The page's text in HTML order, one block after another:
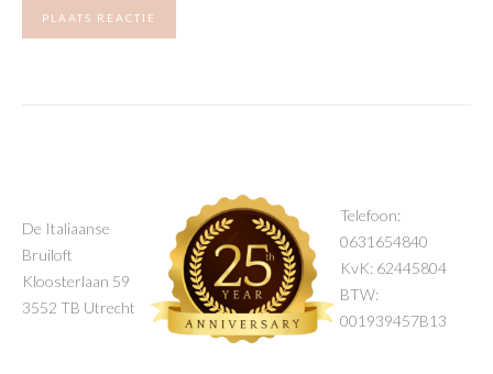
PLAATS REACTIE
De Italiaanse
Bruiloft
Kloosterlaan 59
3552 TB Utrecht
Telefoon:
0631654840
KvK: 62445804
BTW:
001939457B13